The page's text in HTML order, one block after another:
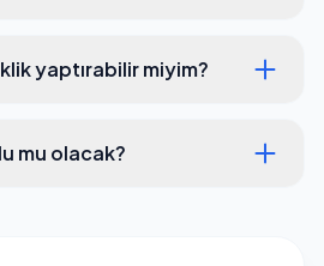
yaptırabilir miyim?
mu olacak?